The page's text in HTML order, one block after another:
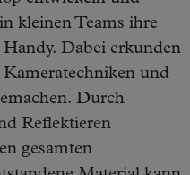
kleinen Teams ihre
Dabei erkunden
und
Durch
Reflektieren
gesamten